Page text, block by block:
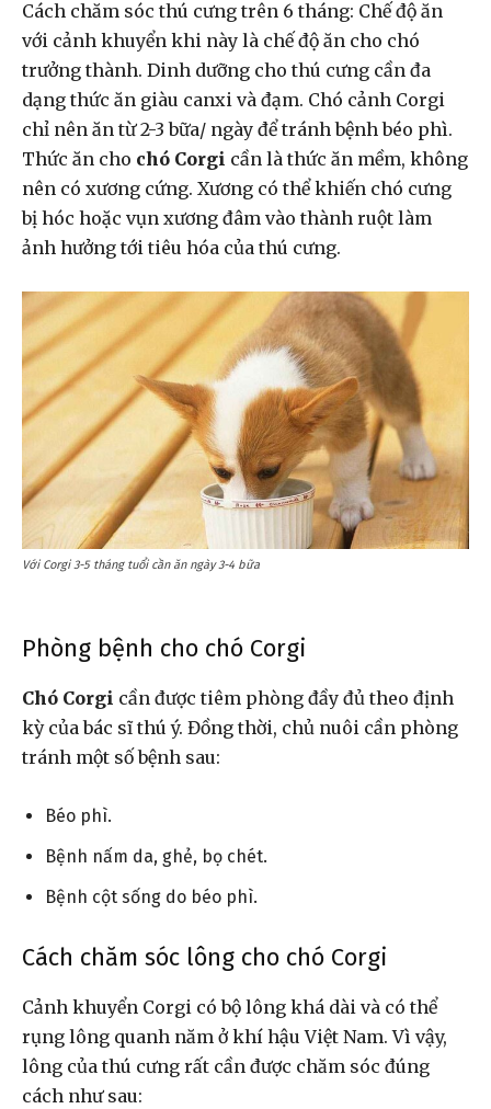
Cách chăm sóc thú cưng trên 6 tháng: Chế độ ăn
với cảnh khuyển khi này là chế độ ăn cho chó
trưởng thành. Dinh dưỡng cho thú cưng cần đa
dạng thức ăn giàu canxi và đạm. Chó cảnh Corgi
chỉ nên ăn từ 2-3 bữa/ ngày để tránh bệnh béo phì.
Thức ăn cho chó Corgi cần là thức ăn mềm, không
nên có xương cứng. Xương có thể khiến chó cưng
bị hóc hoặc vụn xương đâm vào thành ruột làm
ảnh hưởng tới tiêu hóa của thú cưng.
Với Corgi 3-5 tháng tuổi cần ăn ngày 3-4 bữa
Phòng bệnh cho chó Corgi
Chó Corgi cần được tiêm phòng đầy đủ theo định
kỳ của bác sĩ thú ý. Đồng thời, chủ nuôi cần phòng
tránh một số bệnh sau:
Béo phì.
Bệnh nấm da, ghẻ, bọ chét.
Bệnh cột sống do béo phì.
Cách chăm sóc lông cho chó Corgi
Cảnh khuyển Corgi có bộ lông khá dài và có thể
rụng lông quanh năm ở khí hậu Việt Nam. Vì vậy,
lông của thú cưng rất cần được chăm sóc đúng
cách như sau: